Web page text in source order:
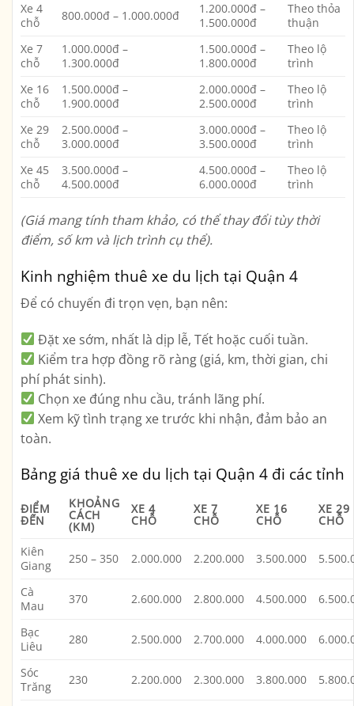
Xe 4
chỗ
800.000đ – 1.000.000đ
1.200.000đ –
1.500.000đ
Theo thỏa
thuận
Xe 7
chỗ
1.000.000đ –
1.300.000đ
1.500.000đ –
1.800.000đ
Theo lộ
trình
Xe 16
chỗ
1.500.000đ –
1.900.000đ
2.000.000đ –
2.500.000đ
Theo lộ
trình
Xe 29
chỗ
2.500.000đ –
3.000.000đ
3.000.000đ –
3.500.000đ
Theo lộ
trình
Xe 45
chỗ
3.500.000đ –
4.500.000đ
4.500.000đ –
6.000.000đ
Theo lộ
trình
(Giá mang tính tham khảo, có thể thay đổi tùy thời
điểm, số km và lịch trình cụ thể).
Kinh nghiệm thuê xe du lịch tại Quận 4
Để có chuyến đi trọn vẹn, bạn nên:
Đặt xe sớm, nhất là dịp lễ, Tết hoặc cuối tuần.
Kiểm tra hợp đồng rõ ràng(giá, km, thời gian, chi
phí phát sinh).
Chọn xe đúng nhu cầu, tránh lãng phí.
Xem kỹ tình trạng xe trước khi nhận, đảm bảo an
toàn.
Bảng giá thuê xe du lịch tại Quận 4 đi các tỉnh
ĐIỂM
ĐẾN
KHOẢNG
CÁCH
(KM)
XE 4
CHỖ
XE 7
CHỖ
XE 16
CHỖ
XE 29
CHỖ
Kiên
Giang
250 – 350 2.000.000 2.200.000 3.500.000
Cà
Mau
370 2.600.000 2.800.000 4.500.000
Bạc
Liêu
280 2.500.000 2.700.000 4.000.000
Sóc
Trăng
230 2.200.000 2.300.000 3.800.000